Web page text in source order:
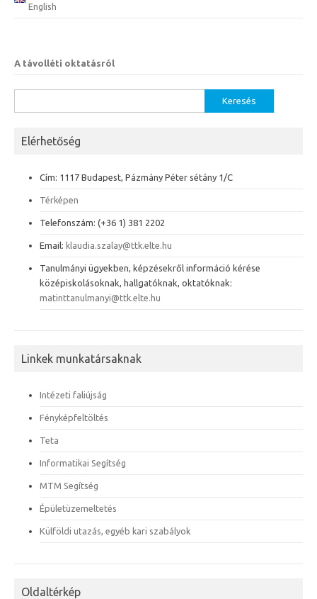
English
A távolléti oktatásról
Elérhetőség
Cím: 1117 Budapest, Pázmány Péter sétány 1/C
Térképen
Telefonszám: (+36 1) 381 2202
Email: klaudia.szalay@ttk.elte.hu
Tanulmányi ügyekben, képzésekről információ kérése
középiskolásoknak, hallgatóknak, oktatóknak:
matinttanulmanyi@ttk.elte.hu
Linkek munkatársaknak
Intézeti faliújság
Fényképfeltöltés
Teta
Informatikai Segítség
MTM Segítség
Épületüzemeltetés
Külföldi utazás, egyéb kari szabályok
Oldaltérkép